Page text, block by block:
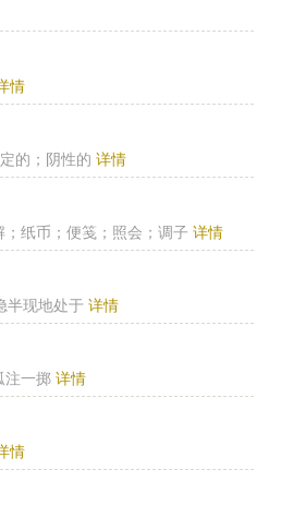
情
的；阴性的 详情
纸币；便笺；照会；调子 详情
半现地处于 详情
注一掷 详情
情